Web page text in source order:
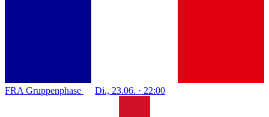
FRA Gruppenphase Di., 23.06. · 22:00